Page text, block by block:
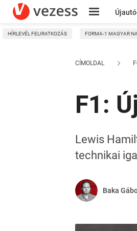
Kresz
HÍRLEVÉL FELIRATKOZÁS FORMA-1 MAGYAR
CÍMOLDAL
F1:
Lewis
technikai
Baka